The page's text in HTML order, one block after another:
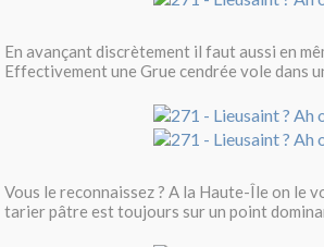
En avançant discrètement il faut aussi en
Effectivement une Grue cendrée vole dans
Vous le reconnaissez ? A la Haute-Île on le
tarier pâtre est toujours sur un point